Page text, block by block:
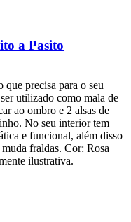
a Pasito
precisa para o seu
utilizado como mala de
ao ombro e 2 alsas de
No seu interior tem
e funcional, além disso
fraldas. Cor: Rosa
ilustrativa.